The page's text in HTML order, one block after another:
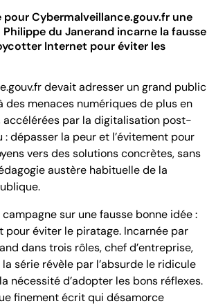
pour Cybermalveillance.gouv.fr une
du Janerand incarne la fausse
Internet pour éviter les
devait adresser un grand public
des menaces numériques de plus en
accélérées par la digitalisation post-
: dépasser la peur et l’évitement pour
vers des solutions concrètes, sans
austère habituelle de la
sur une fausse bonne idée :
pour éviter le piratage. Incarnée par
dans trois rôles, chef d’entreprise,
série révèle par l’absurde le ridicule
nécessité d’adopter les bons réflexes.
finement écrit qui désamorce